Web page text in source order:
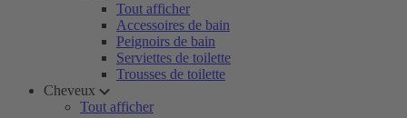
Tout afficher
Accessoires de bain
Peignoirs de bain
Serviettes de toilette
Trousses de toilette
Cheveux
Tout afficher